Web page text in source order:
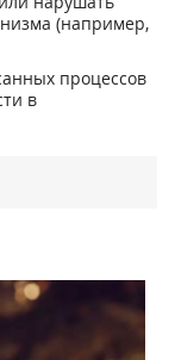
(например,
процессов
в